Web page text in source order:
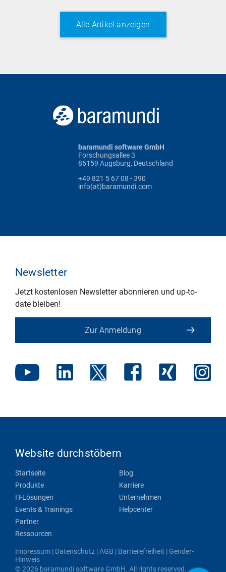
Alle Artikel anzeigen
baramundi software GmbH
Forschungsallee 3
86159 Augsburg, Deutschland
+49 821 5 67 08 - 390
info(at)baramundi.com
Newsletter
Jetzt kostenlosen Newsletter abonnieren und up-to-
date bleiben!
Zur Anmeldung
Website durchstöbern
Startseite
Produkte
IT-Lösungen
Events & Trainings
Partner
Ressourcen
Blog
Karriere
Unternehmen
Helpcenter
Impressum | Datenschutz |AGB | Barrierefreiheit | Gender-
Hinweis
© 2026 baramundi software GmbH. All rights reserved.